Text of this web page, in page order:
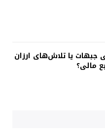
جبهات یا تلاش‌های ارزان
مالی؟